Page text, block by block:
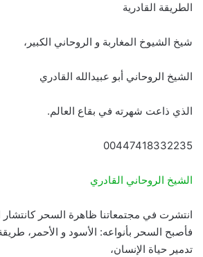
الطريقة القادرية
شيخ الشيوخ المغاربة و الروحاني الكبير،
الشيخ الروحاني أبو عبيدالله القادري
الذي ذاعت شهرته في بقاع العالم.
00447418332235
الشيخ الروحاني القادري
انتشرت في مجتمعاتنا ظاهرة السحر كانتشار
فأصبح السحر بأنواعه: الأسود و الأحمر،
تدمير حياة الإنسان،